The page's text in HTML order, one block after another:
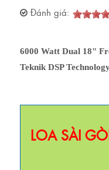
Đánh giá:
6000 Watt Dual 18"
Teknik DSP
LOA SÀI